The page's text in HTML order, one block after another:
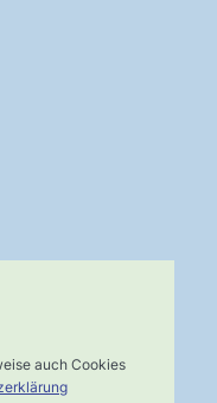
auch Cookies